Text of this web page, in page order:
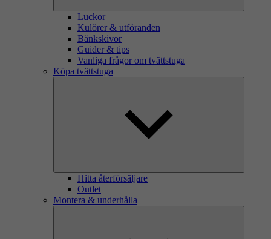
Luckor
Kulörer & utföranden
Bänkskivor
Guider & tips
Vanliga frågor om tvättstuga
Köpa tvättstuga
Hitta återförsäljare
Outlet
Montera & underhålla